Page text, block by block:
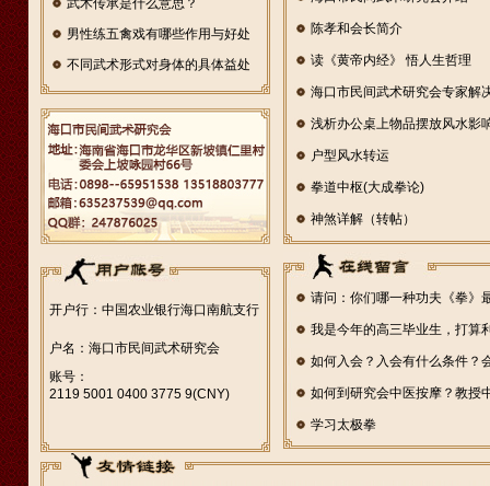
武术传承是什么意思？
男性练五禽戏有哪些作用与好处
不同武术形式对身体的具体益处
有
开户行：中国农业银行海口南航支行
户名：海口市民间武术研究会
账号：
2119 5001 0400 3775 9(CNY)
陈孝和会长简介
读《黄帝内经》 悟人生哲理
海口市民间武术研究会专家解
浅析办公桌上物品摆放风水影
户型风水转运
拳道中枢(大成拳论)
神煞详解（转帖）
请问：你们哪一种功夫《拳》
我是今年的高三毕业生，打算
如何入会？入会有什么条件？
如何到研究会中医按摩？教授
学习太极拳